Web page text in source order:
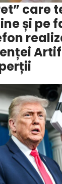
care
și pe